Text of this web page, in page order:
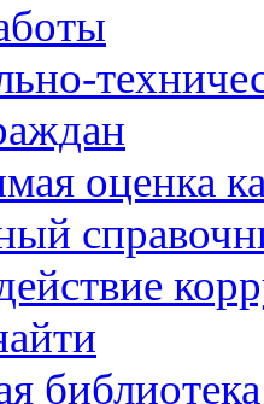
оценка
библиотека